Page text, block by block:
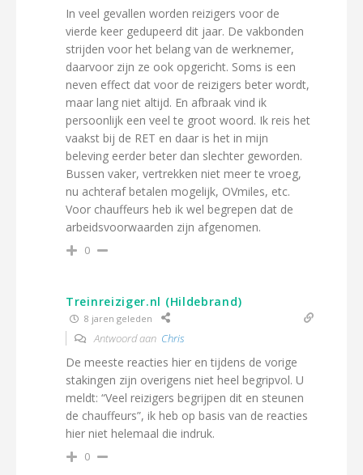
In veel gevallen worden reizigers voor de
vierde keer gedupeerd dit jaar. De vakbonden
strijden voor het belang van de werknemer,
daarvoor zijn ze ook opgericht. Soms is een
neven effect dat voor de reizigers beter wordt,
maar lang niet altijd. En afbraak vind ik
persoonlijk een veel te groot woord. Ik reis het
vaakst bij de RET en daar is het in mijn
beleving eerder beter dan slechter geworden.
Bussen vaker, vertrekken niet meer te vroeg,
nu achteraf betalen mogelijk, OVmiles, etc.
Voor chauffeurs heb ik wel begrepen dat de
arbeidsvoorwaarden zijn afgenomen.
0
Treinreiziger.nl (Hildebrand)
8 jaren geleden
Antwoord aan Chris
De meeste reacties hier en tijdens de vorige
stakingen zijn overigens niet heel begripvol. U
meldt: “Veel reizigers begrijpen dit en steunen
de chauffeurs”, ik heb op basis van de reacties
hier niet helemaal die indruk.
0